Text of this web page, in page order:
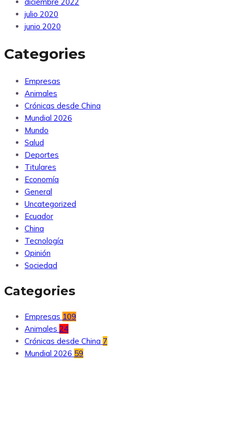
julio 2020
junio 2020
Categories
Empresas
Animales
Crónicas desde China
Mundial 2026
Mundo
Salud
Deportes
Titulares
Economía
General
Uncategorized
Ecuador
China
Tecnología
Opinión
Sociedad
Categories
Empresas 109
Animales 24
Crónicas desde China 7
Mundial 2026 59